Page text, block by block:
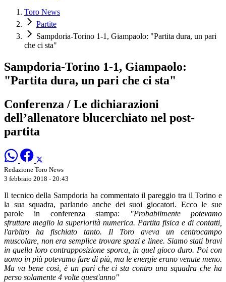
Toro News
Partite
Sampdoria-Torino 1-1, Giampaolo: "Partita dura, un pari
che ci sta"
Sampdoria-Torino 1-1, Giampaolo:
"Partita dura, un pari che ci sta"
Conferenza / Le dichiarazioni
dell’allenatore blucerchiato nel post-
partita
Redazione Toro News
3 febbraio 2018 - 20:43
Il tecnico della Sampdoria ha commentato il pareggio tra il Torino e
la sua squadra, parlando anche dei suoi giocatori. Ecco le sue
parole in conferenza stampa:
"Probabilmente potevamo
sfruttare meglio la superiorità numerica. Partita fisica e di contatti,
l'arbitro ha fischiato tanto. Il Toro aveva un centrocampo
muscolare, non era semplice trovare spazi e linee. Siamo stati bravi
in quella loro contrapposizione sporca, in quel gioco duro. Poi con
uomo in più potevamo fare di più, ma le energie erano venute meno.
Ma va bene così, è un pari che ci sta contro una squadra che ha
perso solamente 4 volte quest'anno"